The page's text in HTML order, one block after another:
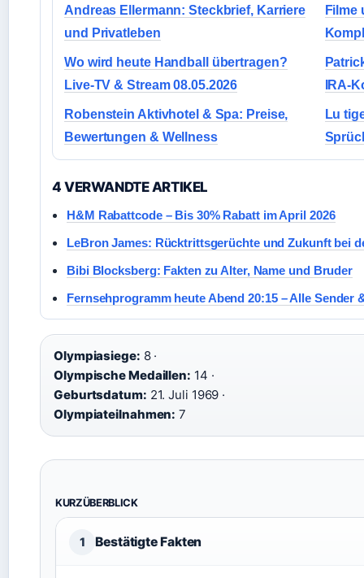
Andreas Ellermann: Steckbrief, Karriere
und Privatleben
Filme
Wo wird heute Handball übertragen?
Live-TV & Stream 08.05.2026
IRA-
Robenstein Aktivhotel & Spa: Preise,
Bewertungen & Wellness
Lu
4 VERWANDTE ARTIKEL
H&M Rabattcode – Bis 30% Rabatt im April 2026
LeBron James: Rücktrittsgerüchte und Zukunft bei
Bibi Blocksberg: Fakten zu Alter, Name und Bruder
Fernsehprogramm heute Abend 20:15 – Alle Sender
Olympiasiege: 8 ·
Olympische Medaillen: 14 ·
Geburtsdatum: 21. Juli 1969 ·
Olympiateilnahmen: 7
KURZÜBERBLICK
1 Bestätigte Fakten